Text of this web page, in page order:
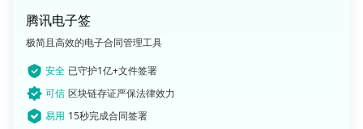
腾讯电子签
极简且高效的电子合同管理工具
安全 已守护1亿+文件签署
可信 区块链存证严保法律效力
易用 15秒完成合同签署